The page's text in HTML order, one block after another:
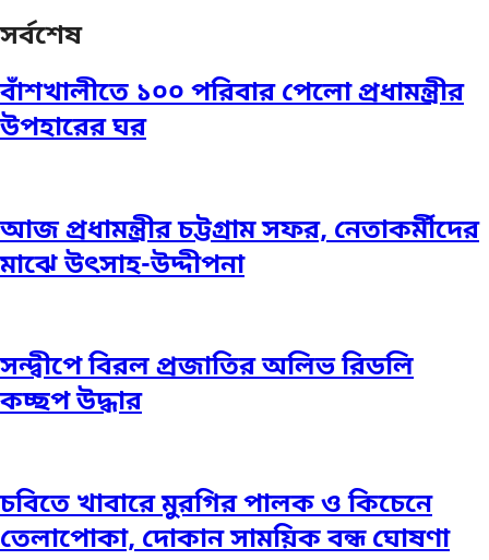
সর্বশেষ
বাঁশখালীতে ১০০ পরিবার পেলো প্রধামন্ত্রীর
উপহারের ঘর
আজ প্রধামন্ত্রীর চট্টগ্রাম সফর, নেতাকর্মীদের
মাঝে উৎসাহ-উদ্দীপনা
সন্দ্বীপে বিরল প্রজাতির অলিভ রিডলি
কচ্ছপ উদ্ধার
চবিতে খাবারে মুরগির পালক ও কিচেনে
তেলাপোকা, দোকান সাময়িক বন্ধ ঘোষণা